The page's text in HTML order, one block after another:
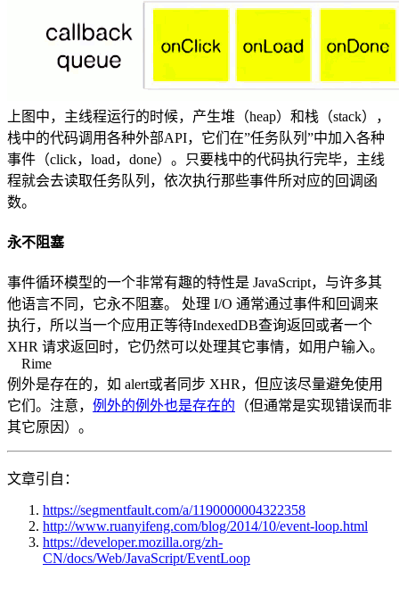
上图中，主线程运行的时候，产生堆（heap）和栈（stack），
栈中的代码调用各种外部API，它们在”任务队列”中加入各种
事件（click，load，done）。只要栈中的代码执行完毕，主线
程就会去读取任务队列，依次执行那些事件所对应的回调函
数。
永不阻塞
事件循环模型的一个非常有趣的特性是 JavaScript，与许多其
他语言不同，它永不阻塞。 处理 I/O 通常通过事件和回调来
执行，所以当一个应用正等待IndexedDB查询返回或者一个
XHR 请求返回时，它仍然可以处理其它事情，如用户输入。
Rime
例外是存在的，如 alert或者同步 XHR，但应该尽量避免使用
它们。注意， 例外的例外也是存在的 （但通常是实现错误而非
其它原因）。
文章引自：
https://segmentfault.com/a/1190000004322358
http://www.ruanyifeng.com/blog/2014/10/event-loop.html
https://developer.mozilla.org/zh-
CN/docs/Web/JavaScript/EventLoop